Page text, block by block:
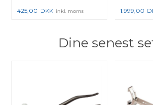
425,00 DKK inkl. moms 1.999,00
Dine senest